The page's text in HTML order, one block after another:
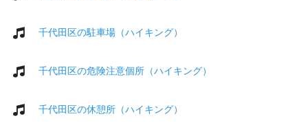
千代田区の駐車場（ハイキング）
千代田区の危険注意個所（ハイキング）
千代田区の休憩所（ハイキング）